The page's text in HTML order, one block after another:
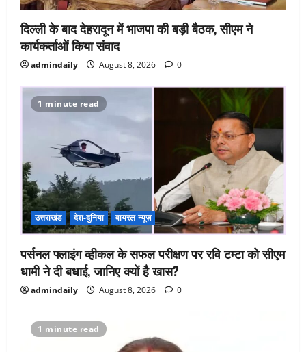
दिल्ली के बाद देहरादून में भाजपा की बड़ी बैठक, सीएम ने
कार्यकर्ताओं किया संवाद
admindaily August 8, 2026 0
1 minute read
उत्तराखंड देश-दुनिया वायरल न्यूज़
पर्सनल फ्लाइंग व्हीकल के सफल परीक्षण पर रवि टम्टा को सीएम
धामी ने दी बधाई, जानिए क्यों है खास?
admindaily August 8, 2026 0
1 minute read